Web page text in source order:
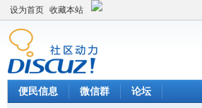
设为首页 收藏本站
便民信息 微信群 论坛